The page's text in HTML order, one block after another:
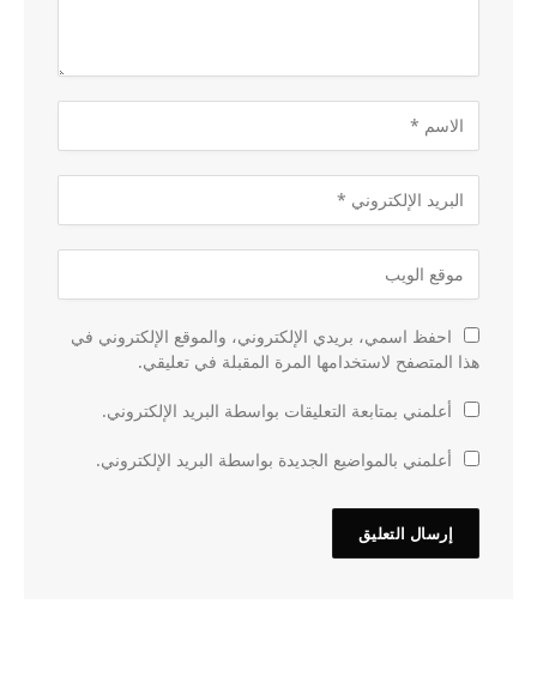
احفظ اسمي، بريدي الإلكتروني، والموقع الإلكتروني في
هذا المتصفح لاستخدامها المرة المقبلة في تعليقي.
أعلمني بمتابعة التعليقات بواسطة البريد الإلكتروني.
أعلمني بالمواضيع الجديدة بواسطة البريد الإلكتروني.